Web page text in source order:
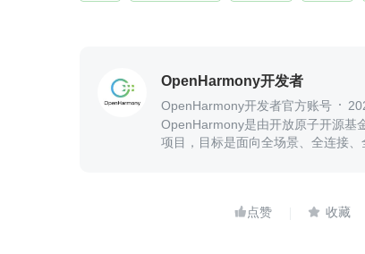
OpenHarmony开发者
OpenHarmony开发者官方账号
OpenHarmony是由开放原子开源基
项目，目标是面向全场景、全连接
 